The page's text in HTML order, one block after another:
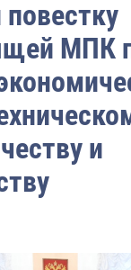
литература
нравственных
МПК
и